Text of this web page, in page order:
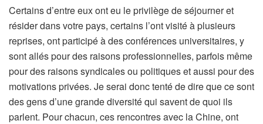
Certains d’entre eux ont eu le privilège de séjourner et
résider dans votre pays, certains l’ont visité à plusieurs
reprises, ont participé à des conférences universitaires, y
sont allés pour des raisons professionnelles, parfois même
pour des raisons syndicales ou politiques et aussi pour des
motivations privées. Je serai donc tenté de dire que ce sont
des gens d’une grande diversité qui savent de quoi ils
parlent. Pour chacun, ces rencontres avec la Chine, ont